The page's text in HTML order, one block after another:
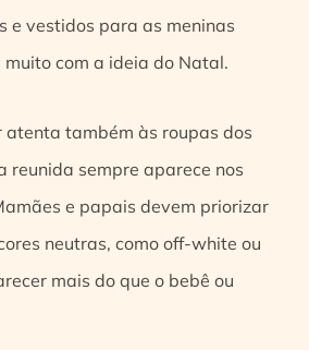
e vestidos para as meninas
com a ideia do Natal.
atenta também às roupas dos
reunida sempre aparece nos
e papais devem priorizar
neutras, como off-white ou
mais do que o bebê ou